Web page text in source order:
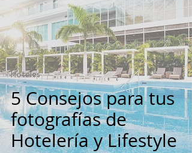
5 Consejos para tus
fotografías de
Hotelería y Lifestyle
Hoteles